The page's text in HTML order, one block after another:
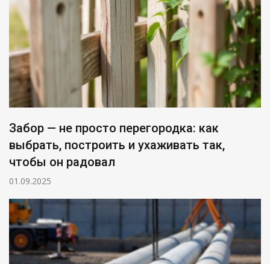
Забор — не просто перегородка: как
выбрать, построить и ухаживать так,
чтобы он радовал
01.09.2025